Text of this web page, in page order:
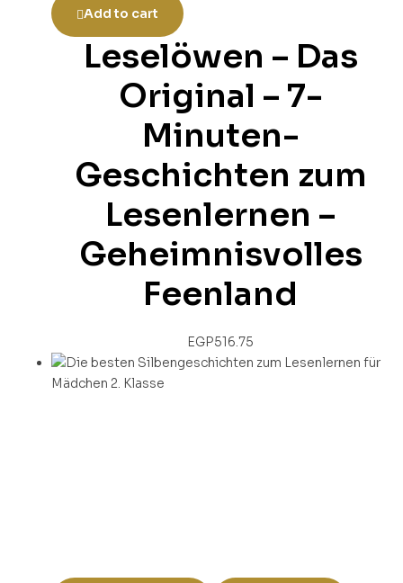
Add to cart
Leselöwen – Das
Original – 7-
Minuten-
Geschichten zum
Lesenlernen –
Geheimnisvolles
Feenland
EGP516.75